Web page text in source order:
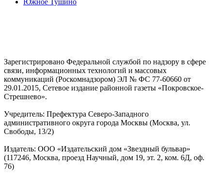
Зарегистрировано Федеральной службой по надзору в сфере
связи, информационных технологий и массовых
коммуникаций (Роскомнадзором) ЭЛ № ФС 77-60660 от
29.01.2015, Сетевое издание районной газеты «Покровское-
Стрешнево».
Учредитель: Префектура Северо-Западного
административного округа города Москвы (Москва, ул.
Свободы, 13/2)
Издатель: ООО «Издательский дом «Звездный бульвар»
(117246, Москва, проезд Научный, дом 19, эт. 2, ком. 6Д, оф.
76)